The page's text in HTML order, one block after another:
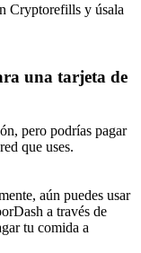
Cryptorefills y úsala
una tarjeta de
pero podrías pagar
que uses.
aún puedes usar
a través de
tu comida a